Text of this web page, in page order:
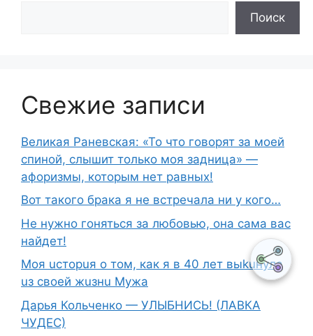
Поиск
Свежие записи
Великая Раневская: «То что говорят за моей
спиной, слышит только моя задница» —
афоризмы, которым нет равных!
Вот такого брака я не встречала ни у кого…
Не нужно гоняться за любовью, она сама вас
найдет!
Moя ucтopuя о том, как я в 40 лет выkuнyлa
uз свoeй жuзнu Myжа
Дарья Кольченко — УЛЫБНИСЬ! (ЛАВКА
ЧУДЕС)